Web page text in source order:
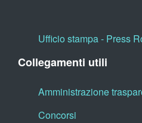
Ufficio stampa - Press
Collegamenti utili
Amministrazione
Concorsi